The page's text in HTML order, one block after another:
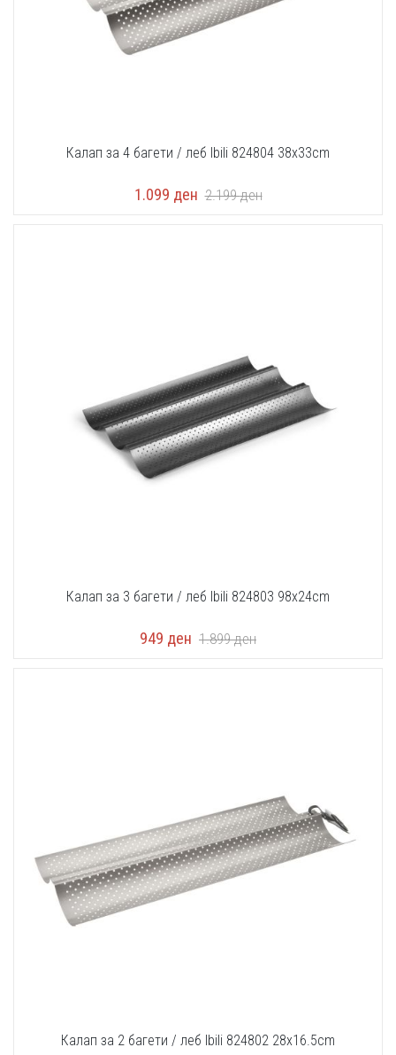
Калап за 4 багети / леб Ibili 824804 38x33cm
1.099 ден 2.199ден
Калап за 3 багети / леб Ibili 824803 98x24cm
949 ден 1.899ден
Калап за 2 багети / леб Ibili 824802 28x16.5cm